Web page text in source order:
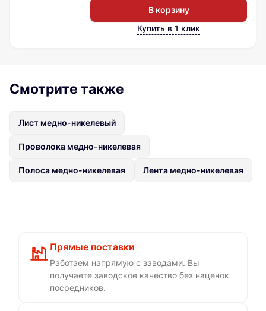
В корзину
Купить в 1 клик
Смотрите также
Лист медно-никелевый
Проволока медно-никелевая
Полоса медно-никелевая Лента медно-никелевая
Прямые поставки
Работаем напрямую с заводами. Вы
получаете заводское качество без наценок
посредников.